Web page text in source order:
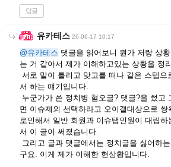
답글
유카테스 26-06-17 10:17
@유카테스 댓글을 읽어보니 뭔가 저랑 상
는 거 같아서 제가 이해하고있는 상황을 정
서로 말이 틀리고 맞고를 떠나 같은 스텝으
서 하는 얘기입니다.
누군가가 쓴 정치병 혐오글? 댓글?을 썼고
면 이슈제외 선택하라고 오이갤대상으로
로인해서 일반 회원과 이슈탭인원이 대립하
서 이 글이 써졌습니다.
그리고 글과 댓글에서는 정치글을 싫어하
구요. 이게 제가 이해한 현상황입니다.